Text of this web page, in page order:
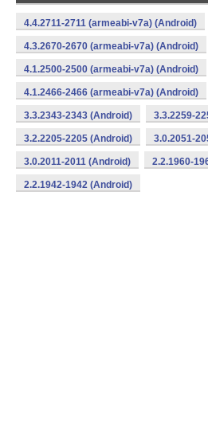
4.4.2711-2711 (armeabi-v7a) (Android)
4.3.2670-2670 (armeabi-v7a) (Android)
4.1.2500-2500 (armeabi-v7a) (Android)
4.1.2466-2466 (armeabi-v7a) (Android)
3.3.2343-2343 (Android) 3.3.2259-
3.2.2205-2205 (Android) 3.0.2051-
3.0.2011-2011 (Android) 2.2.1960-
2.2.1942-1942 (Android)